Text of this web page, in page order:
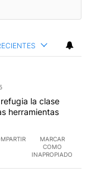
la clase
herramientas
MARCAR
COMO
INAPROPIADO